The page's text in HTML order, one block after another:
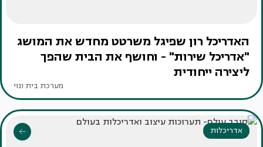
האדריכל רון שפיגל משרטט מחדש את המושג
"אדריכל שירות" - וחושף את הבית שהפך
ליצירה ייחודית
מערכת בית ונוי
אדריכלות